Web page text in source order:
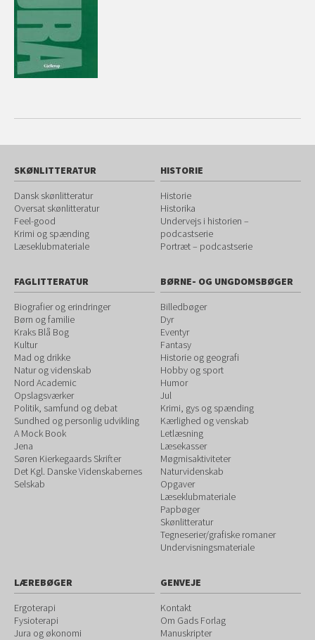
SKØNLITTERATUR
Dansk skønlitteratur
Oversat skønlitteratur
Feel-good
Krimi og spænding
Læseklubmateriale
HISTORIE
Historie
Historika
Undervejs i historien –
podcastserie
Portræt – podcastserie
FAGLITTERATUR
Biografier og erindringer
Børn og familie
Kraks Blå Bog
Kultur
Mad og drikke
Natur og videnskab
Nord Academic
Opslagsværker
Politik, samfund og debat
Sundhed og personlig udvikling
A Mock Book
Jena
Søren Kierkegaards Skrifter
Det Kgl. Danske Videnskabernes
Selskab
BØRNE- OG UNGDOMSBØGER
Billedbøger
Dyr
Eventyr
Fantasy
Historie og geografi
Hobby og sport
Humor
Jul
Krimi, gys og spænding
Kærlighed og venskab
Letlæsning
Læsekasser
Møgmisaktiviteter
Naturvidenskab
Opgaver
Læseklubmateriale
Papbøger
Skønlitteratur
Tegneserier/grafiske romaner
Undervisningsmateriale
LÆREBØGER
Ergoterapi
Fysioterapi
Jura og økonomi
GENVEJE
Kontakt
Om Gads Forlag
Manuskripter